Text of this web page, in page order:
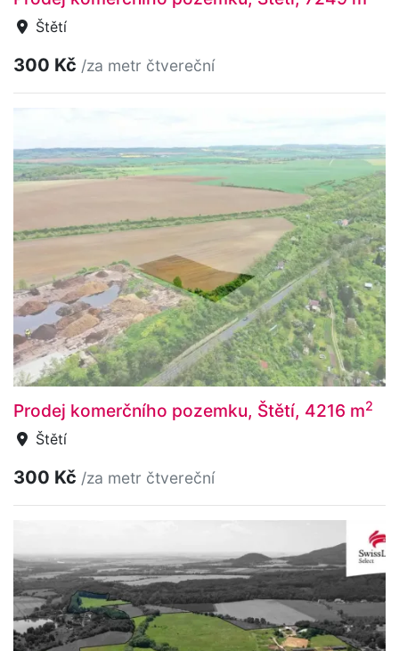
Štětí
300 Kč /za metr čtvereční
Prodej komerčního pozemku, Štětí, 4216 m2
Štětí
300 Kč /za metr čtvereční